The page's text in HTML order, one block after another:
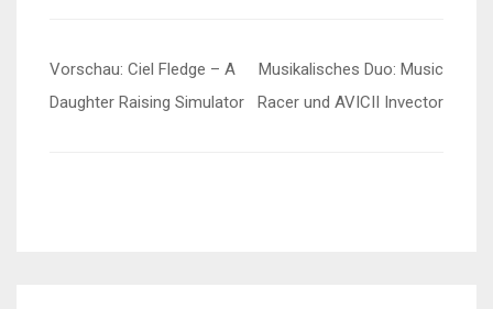
Beitragsnavigation
Vorschau: Ciel Fledge – A
Daughter Raising Simulator
Musikalisches Duo: Music
Racer und AVICII Invector